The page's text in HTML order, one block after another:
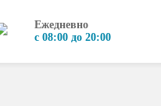
Ежедневно
с 08:00 до 20:00